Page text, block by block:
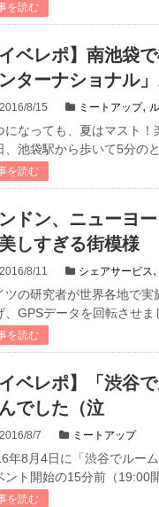
を読む
イベレポ】南池袋
ターナショナル
2016/8/15 ミートアップ,
になっても、夏はマスト！
、池袋駅から歩いて5分の
を読む
ドン、ニューヨ
しすぎる街模様
2016/8/11 シェアサービス
ツの研究者が世界各地で
、GPSデータを回転させ
を読む
イベレポ】「渋谷
でした（泣
2016/8/7 ミートアップ
年8月4日に「渋谷でルー
ント開始の15分前（19:00
を読む